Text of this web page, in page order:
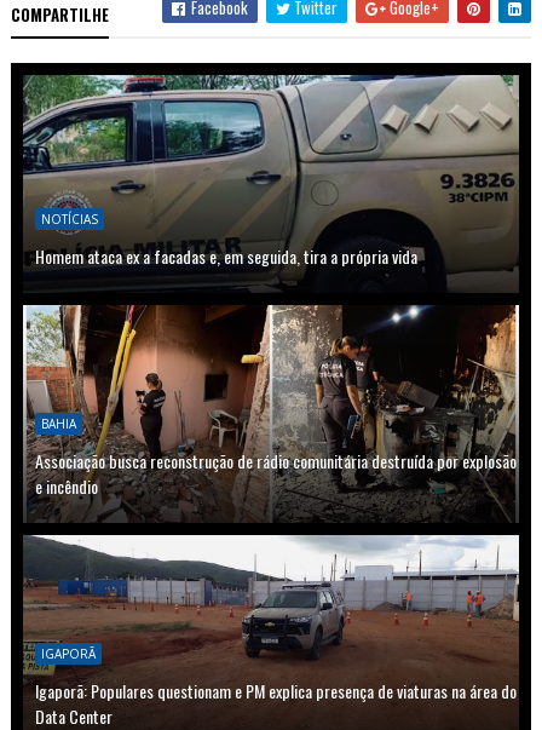
COMPARTILHE Facebook Twitter Google+
NOTÍCIAS
Homem ataca ex a facadas e, em seguida, tira a própria vida
BAHIA
Associação busca reconstrução de rádio comunitária destruída por explosão
e incêndio
IGAPORÃ
Igaporã: Populares questionam e PM explica presença de viaturas na área do
Data Center